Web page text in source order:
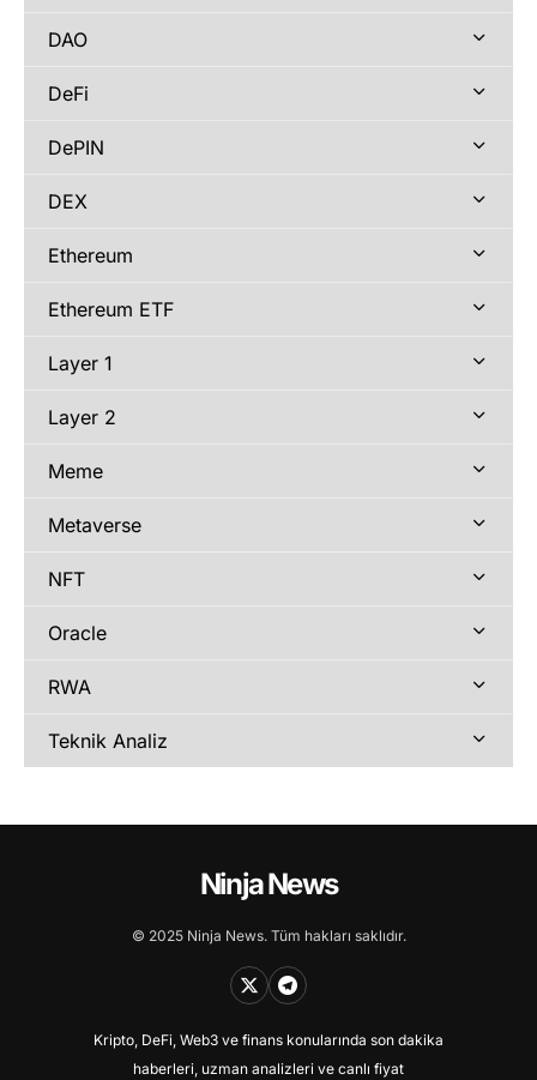
DAO
DeFi
DePIN
DEX
Ethereum
Ethereum ETF
Layer 1
Layer 2
Meme
Metaverse
NFT
Oracle
RWA
Teknik Analiz
Ninja News
© 2025 Ninja News. Tüm hakları saklıdır.
Kripto, DeFi, Web3 ve finans konularında son dakika
haberleri, uzman analizleri ve canlı fiyat